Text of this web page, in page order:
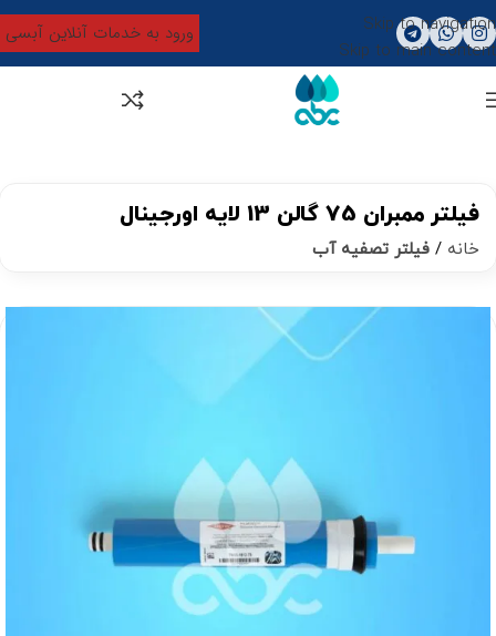
Skip to navigation
Skip to main content
ورود به خدمات آنلاین آبسی
فیلتر ممبران 75 گالن 13 لایه اورجینال
خانه فیلتر تصفیه آب